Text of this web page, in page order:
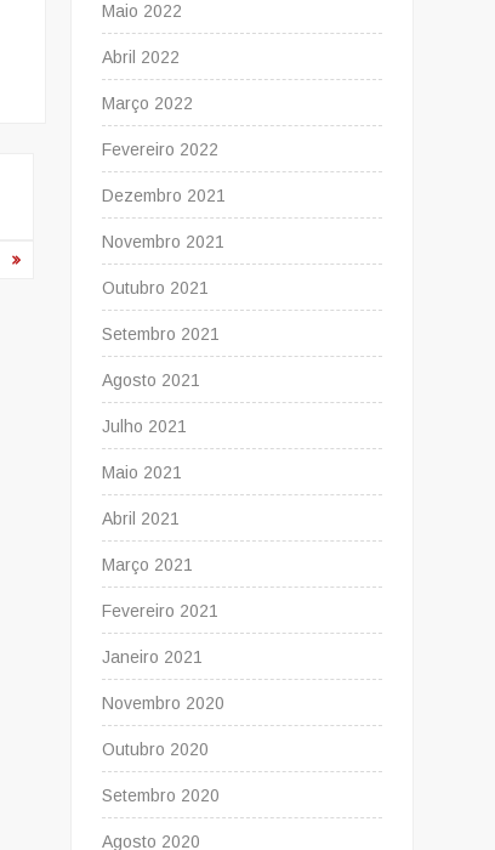
Maio 2022
Abril 2022
Março 2022
Fevereiro 2022
Dezembro 2021
Novembro 2021
Outubro 2021
Setembro 2021
Agosto 2021
Julho 2021
Maio 2021
Abril 2021
Março 2021
Fevereiro 2021
Janeiro 2021
Novembro 2020
Outubro 2020
Setembro 2020
Agosto 2020